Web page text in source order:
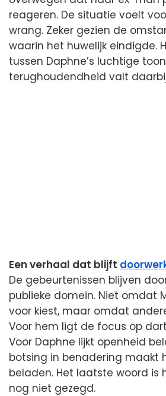
reageren. De situatie voelt
wrang. Zeker gezien de
waarin het huwelijk eindigde.
tussen Daphne’s luchtige
terughoudendheid valt
Een verhaal dat blijft
De gebeurtenissen blijven
publieke domein. Niet omdat
voor kiest, maar omdat
Voor hem ligt de focus op
Voor Daphne lijkt openheid
botsing in benadering maakt
beladen. Het laatste woord is
nog niet gezegd.